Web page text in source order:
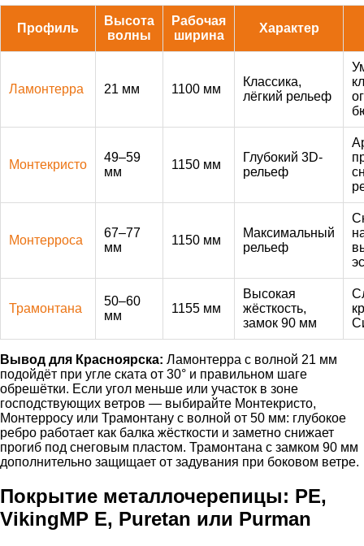
Профиль
Высота
волны
Рабочая
ширина
Характер
Ламонтерра 21 мм 1100 мм
Классика,
лёгкий рельеф
Монтекристо
49–59
мм
1150 мм
Глубокий 3D-
рельеф
Монтерроса
67–77
мм
1150 мм
Максимальный
рельеф
Трамонтана
50–60
мм
1155 мм
Высокая
жёсткость,
замок 90 мм
Вывод для Красноярска: Ламонтерра с волной 21 мм
подойдёт при угле ската от 30° и правильном шаге
обрешётки. Если угол меньше или участок в зоне
господствующих ветров — выбирайте Монтекристо,
Монтерросу или Трамонтану с волной от 50 мм: глубокое
ребро работает как балка жёсткости и заметно снижает
прогиб под снеговым пластом. Трамонтана с замком 90 мм
дополнительно защищает от задувания при боковом ветре.
Покрытие металлочерепицы: PE,
VikingMP E, Puretan или Purman